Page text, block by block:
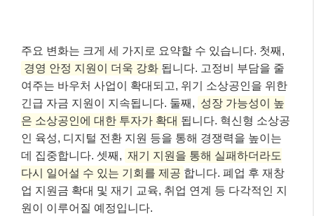
주요 변화는 크게 세 가지로 요약할 수 있습니다. 첫째,
경영 안정 지원이 더욱 강화 됩니다. 고정비 부담을 줄
여주는 바우처 사업이 확대되고, 위기 소상공인을 위한
긴급 자금 지원이 지속됩니다. 둘째, 성장 가능성이 높
은 소상공인에 대한 투자가 확대 됩니다. 혁신형 소상공
인 육성, 디지털 전환 지원 등을 통해 경쟁력을 높이는
데 집중합니다. 셋째, 재기 지원을 통해 실패하더라도
다시 일어설 수 있는 기회를 제공 합니다. 폐업 후 재창
업 지원금 확대 및 재기 교육, 취업 연계 등 다각적인 지
원이 이루어질 예정입니다.